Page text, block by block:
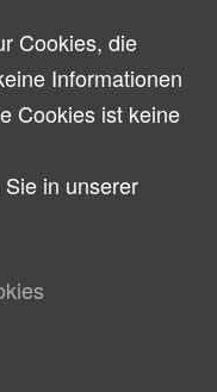
Cookies, die
Informationen
Cookies ist keine
in unserer